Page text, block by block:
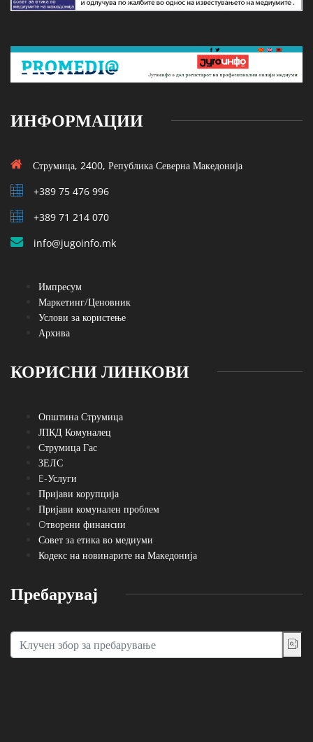
ИНФОРМАЦИИ
Струмица, 2400, Република Северна Македонија
+389 75 476 996
+389 71 214 070
info@jugoinfo.mk
Импресум
Маркетинг/Ценовник
Услови за користење
Архива
КОРИСНИ ЛИНКОВИ
Општина Струмица
ЈПКД Комуналец
Струмица Гас
ЗЕЛС
E-Услуги
Пријави корупција
Пријави комунален проблем
Oтворени финансии
Совет за етика во медиуми
Кодекс на новинарите на Македонија
Пребарувај